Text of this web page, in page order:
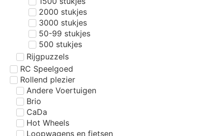
2000 stukjes
3000 stukjes
50-99 stukjes
500 stukjes
Rijgpuzzels
RC Speelgoed
Rollend plezier
Andere Voertuigen
Brio
CaDa
Hot Wheels
Loopwagens en fietsen